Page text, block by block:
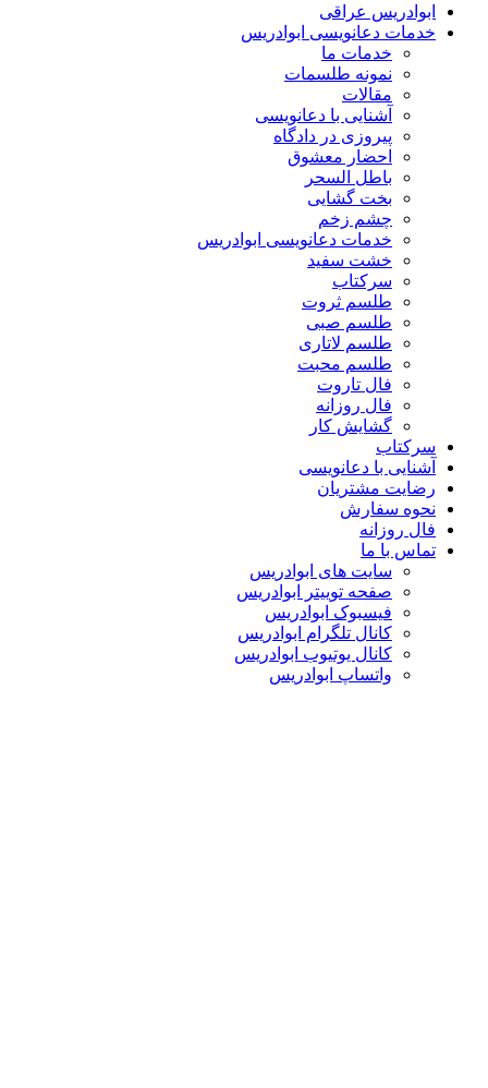
ابوادریس عراقی
خدمات دعانویسی ابوادریس
خدمات ما
نمونه طلسمات
مقالات
آشنایی با دعانویسی
پیروزی در دادگاه
احضار معشوق
باطل السحر
بخت گشایی
چشم زخم
خدمات دعانویسی ابوادریس
خشت سفید
سرکتاب
طلسم ثروت
طلسم صبی
طلسم لاتاری
طلسم محبت
فال تاروت
فال روزانه
گشایش کار
سرکتاب
آشنایی با دعانویسی
رضایت مشتریان
نحوه سفارش
فال روزانه
تماس با ما
سایت های ابوادریس
صفحه توییتر ابوادریس
فیسبوک ابوادریس
کانال تلگرام ابوادریس
کانال یوتیوب ابوادریس
واتساپ ابوادریس